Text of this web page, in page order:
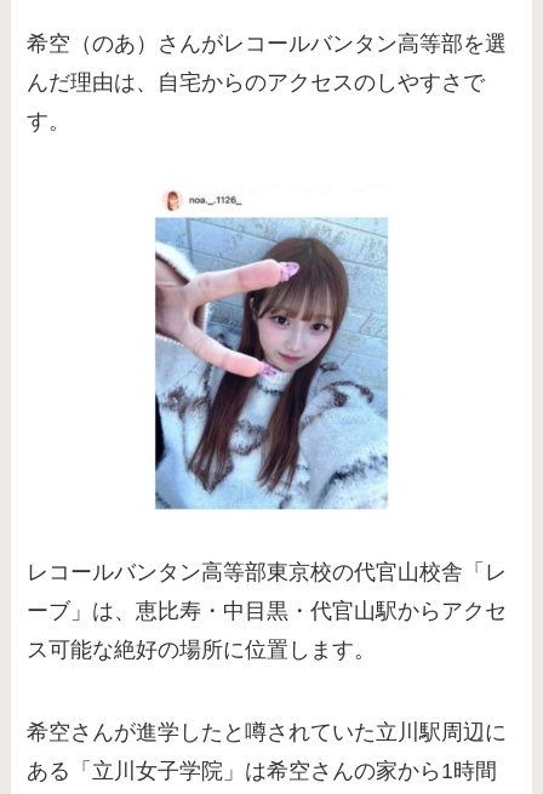
希空（のあ）さんがレコールバンタン高等部を選
んだ理由は、自宅からのアクセスのしやすさで
す。
レコールバンタン高等部東京校の代官山校舎「レ
ーブ」は、恵比寿・中目黒・代官山駅からアクセ
ス可能な絶好の場所に位置します。
希空さんが進学したと噂されていた立川駅周辺に
ある「立川女子学院」は希空さんの家から1時間